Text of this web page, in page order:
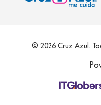
© 2026 Cruz Azul.